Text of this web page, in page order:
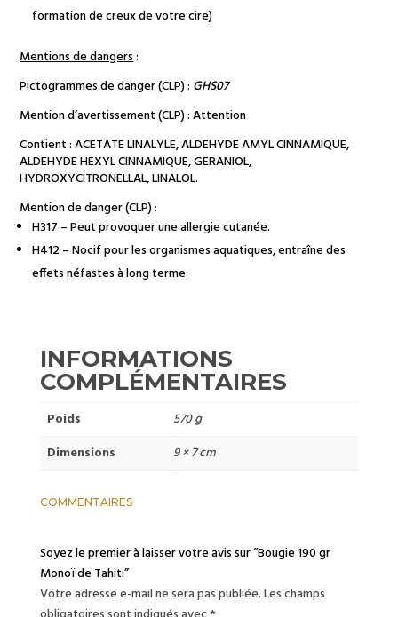
formation de creux de votre cire)
Mentions de dangers:
Pictogrammes de danger (CLP) : GHS07
Mention d’avertissement (CLP) : Attention
Contient : ACETATE LINALYLE, ALDEHYDE AMYL CINNAMIQUE,
ALDEHYDE HEXYL CINNAMIQUE, GERANIOL,
HYDROXYCITRONELLAL, LINALOL.
Mention de danger (CLP) :
H317 – Peut provoquer une allergie cutanée.
H412 – Nocif pour les organismes aquatiques, entraîne des
effets néfastes à long terme.
INFORMATIONS
COMPLÉMENTAIRES
Poids
570 g
Dimensions
9 × 7 cm
COMMENTAIRES
Soyez le premier à laisser votre avis sur “Bougie 190 gr
Monoï de Tahiti”
Votre adresse e-mail ne sera pas publiée.Les champs